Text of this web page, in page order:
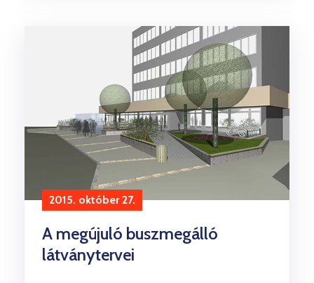
2015. október 27.
A megújuló buszmegálló
látványtervei